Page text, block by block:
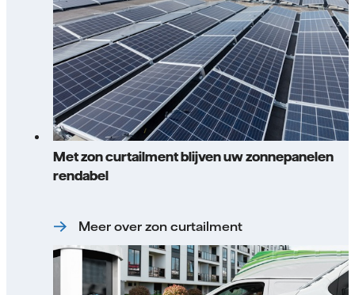
Met zon curtailment blijven uw zonnepanelen
rendabel
Meer over zon curtailment